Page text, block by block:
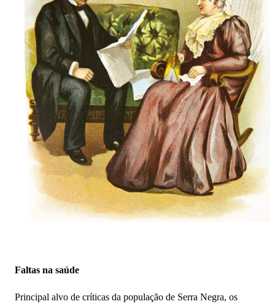
Faltas na saúde
Principal alvo de críticas da população de Serra Negra, os